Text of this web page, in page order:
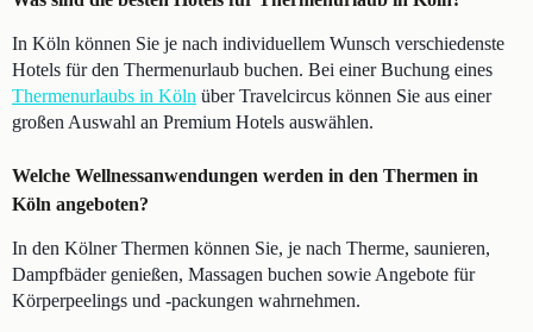
In Köln können Sie je nach individuellem Wunsch verschiedenste
Hotels für den Thermenurlaub buchen. Bei einer Buchung eines
Thermenurlaubs in Köln über Travelcircus können Sie aus einer
großen Auswahl an Premium Hotels auswählen.
Welche Wellnessanwendungen werden in den Thermen in
Köln angeboten?
In den Kölner Thermen können Sie, je nach Therme, saunieren,
Dampfbäder genießen, Massagen buchen sowie Angebote für
Körperpeelings und -packungen wahrnehmen.